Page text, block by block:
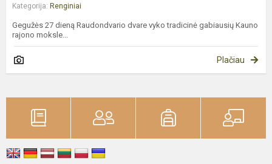
Kategorija: Renginiai
Gegužės 27 dieną Raudondvario dvare vyko tradicinė gabiausių Kauno
rajono moksle...
Plačiau